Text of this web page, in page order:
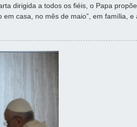
dirigida a todos os fiéis, o Papa
em casa, no mês de maio”, em família, e